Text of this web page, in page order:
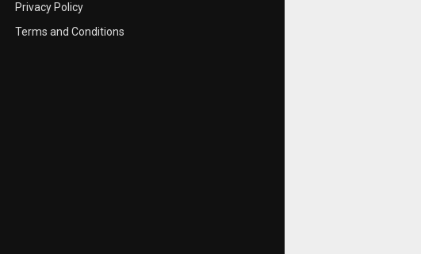
Privacy Policy
Terms and Conditions